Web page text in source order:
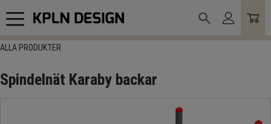
Meny
ALLA PRODUKTER
Spindelnät Karaby backar